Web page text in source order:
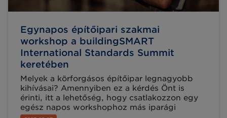
Egynapos építőipari szakmai
workshop a buildingSMART
International Standards Summit
keretében
Melyek a körforgásos építőipar legnagyobb
kihívásai? Amennyiben ez a kérdés Önt is
érinti, itt a lehetőség, hogy csatlakozzon egy
egész napos workshophoz más iparági